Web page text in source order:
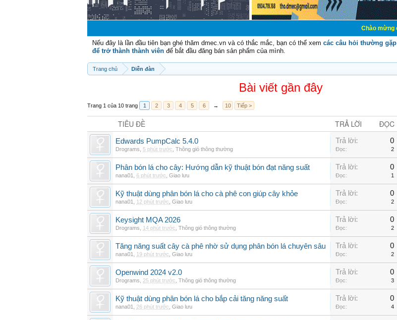
Chào mừng các bạn
Nếu đây là lần đầu tiên bạn ghé thăm dmec.vn và có thắc mắc, bạn có thể xem các câu hỏi thường gặp
để trở thành thành viên để bắt đầu đăng bán sản phẩm của mình.
Trang chủ Diễn đàn
Bài viết gần đây
Trang 1 của 10 trang 1 2 3 4 5 6 → 10 Tiếp >
TIÊU ĐỀ TRẢ LỜI ĐỌC
Edwards PumpCalc 5.4.0
Drograms 5 phút trước Thông gió thông thường
Trả lời: 0
Đọc: 2
Phân bón lá cho cây: Hướng dẫn kỹ thuật bón đạt năng suất
nana01 6 phút trước Giao lưu
Trả lời: 0
Đọc: 1
Kỹ thuật dùng phân bón lá cho cà phê con giúp cây khỏe
nana01 12 phút trước Giao lưu
Trả lời: 0
Đọc: 2
Keysight MQA 2026
Drograms 14 phút trước Thông gió thông thường
Trả lời: 0
Đọc: 2
Tăng năng suất cây cà phê nhờ sử dụng phân bón lá chuyên sâu
nana01 19 phút trước Giao lưu
Trả lời: 0
Đọc: 2
Openwind 2024 v2.0
Drograms 25 phút trước Thông gió thông thường
Trả lời: 0
Đọc: 3
Kỹ thuật dùng phân bón lá cho bắp cải tăng năng suất
nana01 26 phút trước Giao lưu
Trả lời: 0
Đọc: 4